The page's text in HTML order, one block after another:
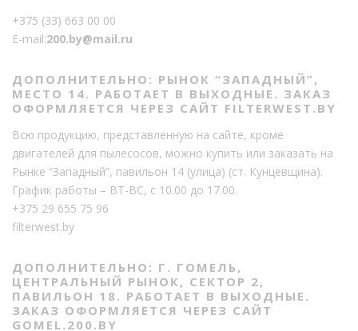
+375 (33) 663 00 00
E-mail:200.by@mail.ru
ДОПОЛНИТЕЛЬНО: РЫНОК “ЗАПАДНЫЙ”,
МЕСТО 14. РАБОТАЕТ В ВЫХОДНЫЕ. ЗАКАЗ
ОФОРМЛЯЕТСЯ ЧЕРЕЗ САЙТ FILTERWEST.BY
Всю продукцию, представленную на сайте, кроме
двигателей для пылесосов, можно купить или заказать на
Рынке “Западный”, павильон 14 (улица) (ст. Кунцевщина).
График работы – ВТ-ВС, с 10.00 до 17.00.
+375 29 655 75 96
filterwest.by
ДОПОЛНИТЕЛЬНО: Г. ГОМЕЛЬ,
ЦЕНТРАЛЬНЫЙ РЫНОК, СЕКТОР 2,
ПАВИЛЬОН 18. РАБОТАЕТ В ВЫХОДНЫЕ.
ЗАКАЗ ОФОРМЛЯЕТСЯ ЧЕРЕЗ САЙТ
GOMEL.200.BY